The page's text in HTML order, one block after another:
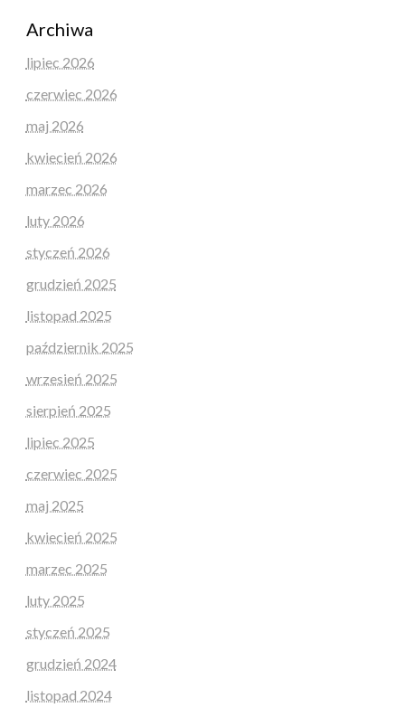
Archiwa
lipiec 2026
czerwiec 2026
maj 2026
kwiecień 2026
marzec 2026
luty 2026
styczeń 2026
grudzień 2025
listopad 2025
październik 2025
wrzesień 2025
sierpień 2025
lipiec 2025
czerwiec 2025
maj 2025
kwiecień 2025
marzec 2025
luty 2025
styczeń 2025
grudzień 2024
listopad 2024